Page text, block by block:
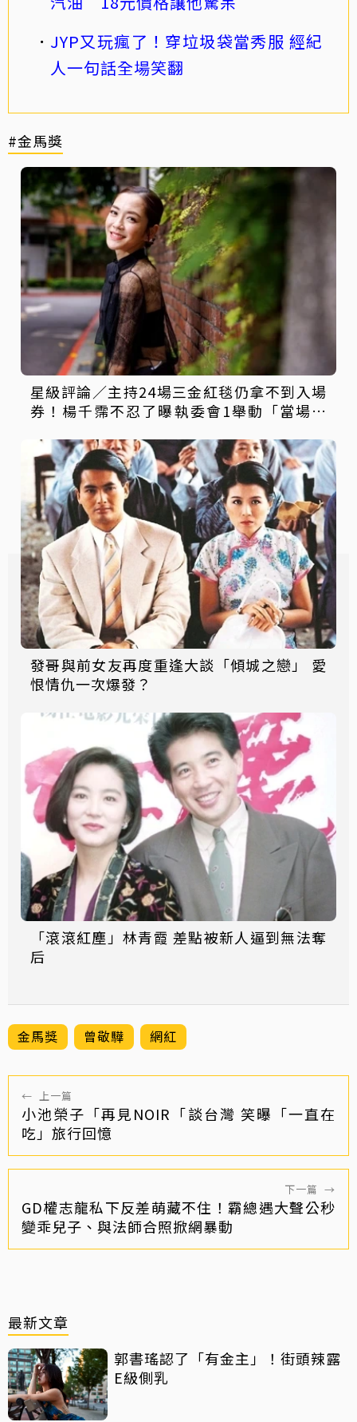
JYP又玩瘋了！穿垃圾袋當秀服 經紀
人一句話全場笑翻
#金馬獎
星級評論／主持24場三金紅毯仍拿不到入場
券！楊千霈不忍了曝執委會1舉動「當場爆
發哥與前女友再度重逢大談「傾城之戀」 愛
恨情仇一次爆發？
「滾滾紅塵」林青霞 差點被新人逼到無法奪
后
金馬獎 曾敬驊 網紅
← 上一篇
小池榮子「再見NOIR「談台灣 笑曝「一直在
吃」旅行回憶
下一篇 →
GD權志龍私下反差萌藏不住！霸總遇大聲公秒
變乖兒子、與法師合照掀網暴動
最新文章
郭書瑤認了「有金主」！街頭辣露
E級側乳